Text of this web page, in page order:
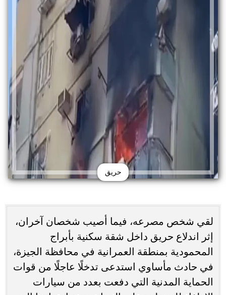
حريق
لقي شخص مصرعه، فيما أصيب شخصان آخران،
إثر اندلاع حريق داخل شقة سكنية بأبراج
المحمودية بمنطقة العمرانية في محافظة الجيزة،
في حادث مأساوي استدعى تدخلًا عاجلًا من قوات
الحماية المدنية التي دفعت بعدد من سيارات